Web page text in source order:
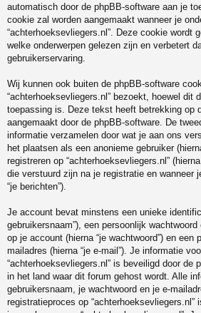
automatisch door de phpBB-software aan je
cookie zal worden aangemaakt wanneer je
“achterhoeksevliegers.nl”. Deze cookie wordt
welke onderwerpen gelezen zijn en verbetert
gebruikerservaring.
Wij kunnen ook buiten de phpBB-software
“achterhoeksevliegers.nl” bezoekt, hoewel dit
toepassing is. Deze tekst heeft betrekking op
aangemaakt door de phpBB-software. De
informatie verzamelen door wat je aan ons
het plaatsen als een anonieme gebruiker
registreren op “achterhoeksevliegers.nl”
die verstuurd zijn na je registratie en wanneer
“je berichten”).
Je account bevat minstens een unieke
gebruikersnaam”), een persoonlijk
op je account (hierna “je wachtwoord”) en een
mailadres (hierna “je e-mail”). Je informatie
“achterhoeksevliegers.nl” is beveiligd door de
in het land waar dit forum gehost wordt. Alle
gebruikersnaam, je wachtwoord en je e-
registratieproces op